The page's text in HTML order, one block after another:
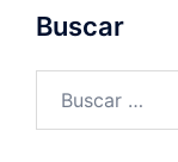
Buscar